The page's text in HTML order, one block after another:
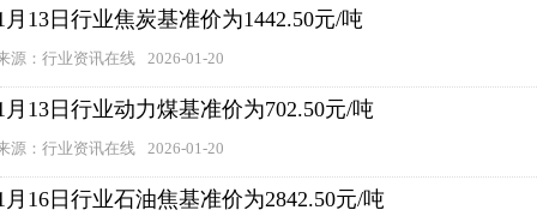
月13日行业焦炭基准价为1442.50元/吨
源：行业资讯在线 2026-01-20
月13日行业动力煤基准价为702.50元/吨
源：行业资讯在线 2026-01-20
月16日行业石油焦基准价为2842.50元/吨